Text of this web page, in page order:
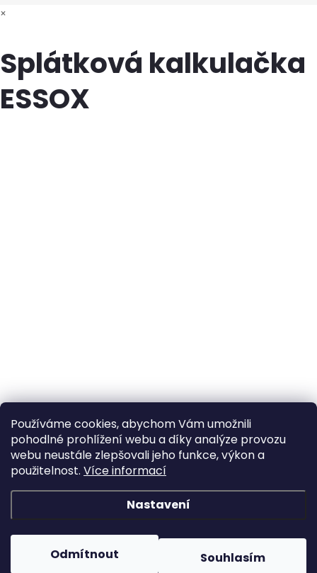
Používáme cookies, abychom Vám umožnili
pohodlné prohlížení webu a díky analýze provozu
webu neustále zlepšovali jeho funkce, výkon a
použitelnost. Více informací
Nastavení
Odmítnout Souhlasím
×
Splátková kalkulačka
ESSOX